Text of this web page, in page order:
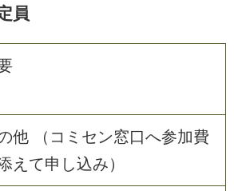
員
他 （コミセン窓口へ参加費
えて申し込み）